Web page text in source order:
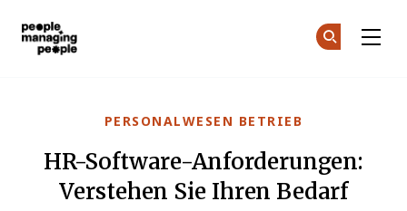
PERSONALWESEN BETRIEB
HR-Software-Anforderungen:
Verstehen Sie Ihren Bedarf